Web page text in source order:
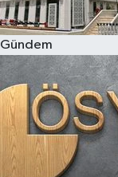
Gündem